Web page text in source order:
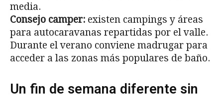
media.
Consejo camper: existen campings y áreas
para autocaravanas repartidas por el valle.
Durante el verano conviene madrugar para
acceder a las zonas más populares de baño.
Un fin de semana diferente sin